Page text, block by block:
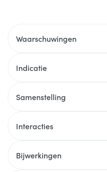
Waarschuwingen
Indicatie
Samenstelling
Interacties
Bijwerkingen